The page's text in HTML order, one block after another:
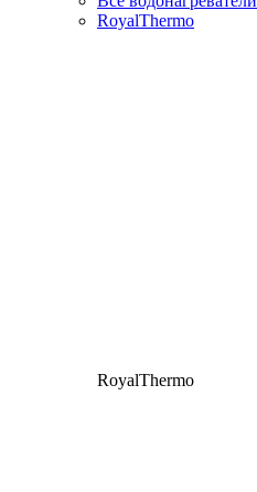
RoyalThermo
RoyalThermo